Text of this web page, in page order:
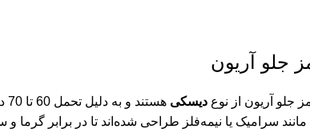
جلو آریون
جلو آریون از نوعدیسکی
مانند سرامیک یا نیمه‌فلز طراحی شده‌اند تا در برابر گرما